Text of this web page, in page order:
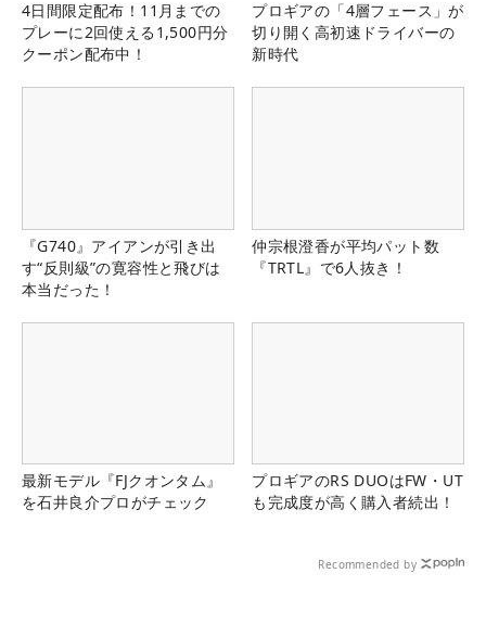
4日間限定配布！11月までの
プレーに2回使える1,500円分
クーポン配布中！
プロギアの「4層フェース」が
切り開く高初速ドライバーの
新時代
『G740』アイアンが引き出
す“反則級”の寛容性と飛びは
本当だった！
仲宗根澄香が平均パット数
『TRTL』で6人抜き！
最新モデル『FJクオンタム』
を石井良介プロがチェック
プロギアのRS DUOはFW・UT
も完成度が高く購入者続出！
Recommended by